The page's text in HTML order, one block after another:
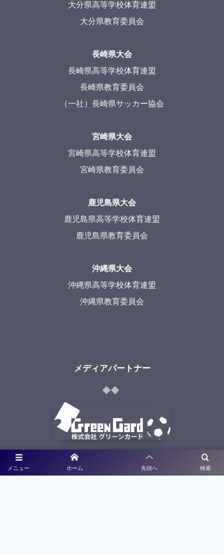
メニュー 検索
ホーム 先頭へ
大分県高等学校体育連盟
大分県教育委員会
長崎県大会
長崎県高等学校体育連盟
長崎県教育委員会
（一社）長崎県サッカー協会
宮崎県大会
宮崎県高等学校体育連盟
宮崎県教育委員会
鹿児島県大会
鹿児島県高等学校体育連盟
鹿児島県教育委員会
沖縄県大会
沖縄県高等学校体育連盟
沖縄県教育委員会
メディアパートナー
大会特設サイト制作